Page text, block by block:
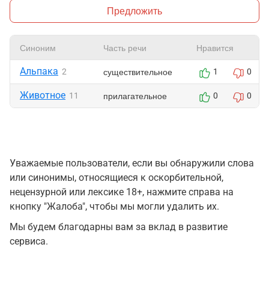
Предложить
Синоним Часть речи Нравится
Альпака 2 существительное 1 0
Животное 11 прилагательное 0 0
Уважаемые пользователи, если вы обнаружили слова
или синонимы, относящиеся к оскорбительной,
нецензурной или лексике 18+, нажмите справа на
кнопку "Жалоба", чтобы мы могли удалить их.
Мы будем благодарны вам за вклад в развитие
сервиса.